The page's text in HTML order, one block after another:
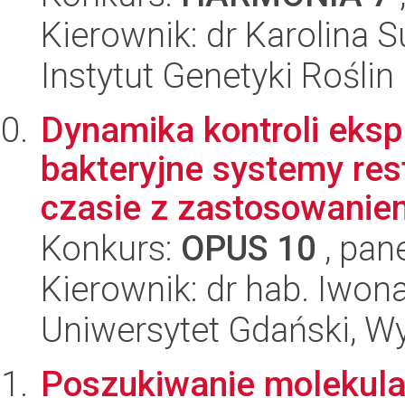
Kierownik: dr Karolina
Instytut Genetyki Roślin
Dynamika kontroli
bakteryjne systemy
czasie z
Konkurs: OPUS 10 ,
Kierownik: dr hab.
Uniwersytet Gdański,
Poszukiwanie